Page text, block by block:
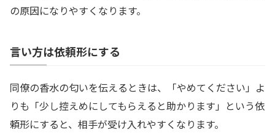
の原因になりやすくなります。
言い方は依頼形にする
同僚の香水の匂いを伝えるときは、「やめてください」よ
りも「少し控えめにしてもらえると助かります」という依
頼形にすると、相手が受け入れやすくなります。